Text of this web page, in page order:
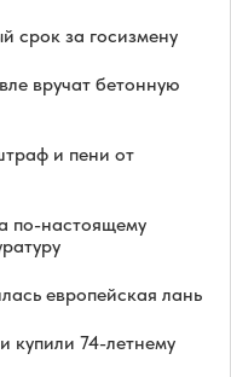
срок за госизмену
вручат бетонную
и пени от
по-настоящему
европейская лань
купили 74-летнему